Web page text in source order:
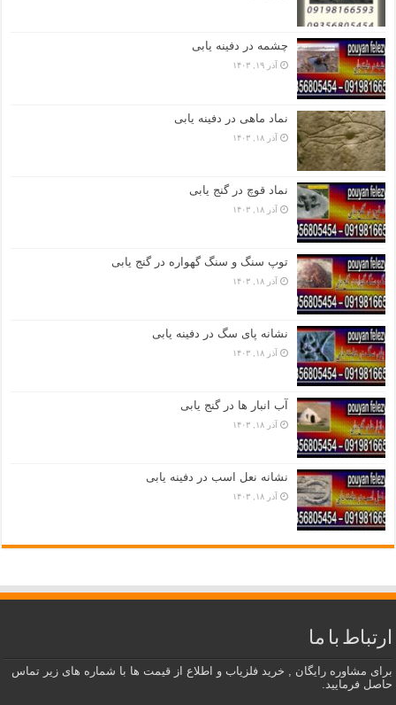
چشمه در دفینه یابی
آذر ۱۹, ۱۴۰۳
نماد ماهی در دفینه یابی
آذر ۱۸, ۱۴۰۳
نماد قوچ در گنج یابی
آذر ۱۸, ۱۴۰۳
توپ سنگ و سنگ گهواره در گنج یابی
آذر ۱۸, ۱۴۰۳
نشانه پای سگ در دفینه یابی
آذر ۱۸, ۱۴۰۳
آب انبار ها در گنج یابی
آذر ۱۸, ۱۴۰۳
نشانه نعل اسب در دفینه یابی
آذر ۱۸, ۱۴۰۳
ارتباط با ما
برای مشاوره رایگان , خرید فلزیاب و اطلاع از قیمت ها با شماره های زیر تماس
حاصل فرمایید.